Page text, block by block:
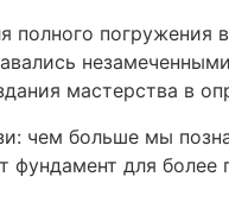
полного погружения
мастерства в
чем больше мы
для более